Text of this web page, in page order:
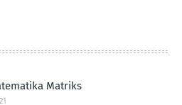
Matriks